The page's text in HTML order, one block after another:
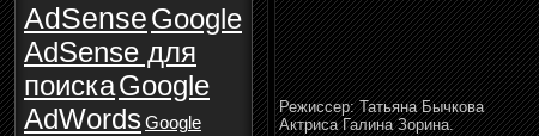
AdSenseGoogle
AdSense для
поискаGoogle
AdWords Google
Режиссер: Татьяна Бычкова
Актриса Галина Зорина.